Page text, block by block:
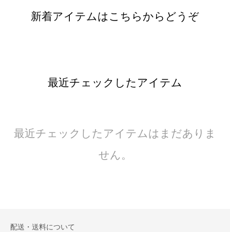
新着アイテムはこちらからどうぞ
最近チェックしたアイテム
最近チェックしたアイテムはまだありま
せん。
配送・送料について